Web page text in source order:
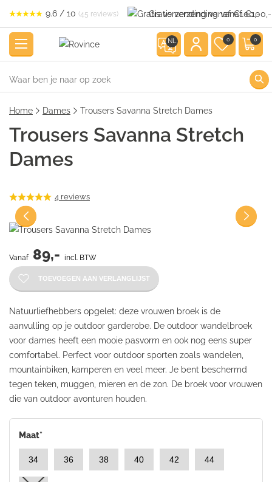
9.6 / 10 (45 reviews) Gratis verzending vanaf €100,-
NL 0 0
Home Dames Trousers Savanna Stretch Dames
Trousers Savanna Stretch
Dames
4 reviews
Vanaf 89,- incl. BTW
TOEVOEGEN AAN VERLANGLIJST
Natuurliefhebbers opgelet: deze vrouwen broek is de
aanvulling op je outdoor garderobe. De outdoor wandelbroek
voor dames heeft een mooie pasvorm en ook nog eens super
comfortabel. Perfect voor outdoor sporten zoals wandelen,
mountainbiken, kamperen en veel meer. Je bent beschermd
tegen teken, muggen, mieren en de zon. De broek voor vrouwen
die van outdoor avonturen houden.
Maat*
34 36 38 40 42 44